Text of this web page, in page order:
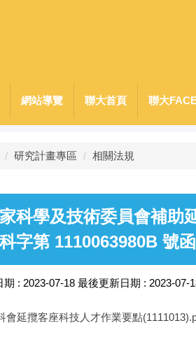
網站導覽 聯大首頁 聯大
研究計畫專區 相關法規
科學及技術委員會補助
字第 1110063980B 號
期 : 2023-07-18 最後更新日期 : 2023-07-
會延攬客座科技人才作業要點